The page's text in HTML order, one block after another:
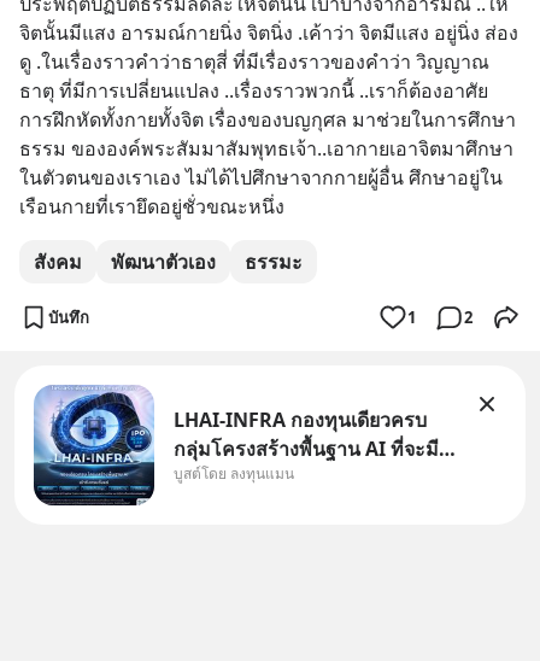
จิตนั้นมีแสง อารมณ์กายนิ่ง จิตนิ่ง .เค้าว่า จิตมีแสง อยู่นิ่ง ส่อง
ดู .ในเรื่องราวคำว่าธาตุสี่ ที่มีเรื่องราวของคำว่า วิญญาณ
ธาตุ ที่มีการเปลี่ยนแปลง ..เรื่องราวพวกนี้ ..เราก็ต้องอาศัย
การฝึกหัดทั้งกายทั้งจิต เรื่องของบญกุศล มาช่วยในการศึกษา
ธรรม ขององค์พระสัมมาสัมพุทธเจ้า..เอากายเอาจิตมาศึกษา
ในตัวตนของเราเอง ไม่ได้ไปศึกษาจากกายผู้อื่น ศึกษาอยู่ใน
เรือนกายที่เรายึดอยู่ชั่วขณะหนึ่ง
สังคม พัฒนาตัวเอง ธรรมะ
บันทึก 1 2
LHAI-INFRA กองทุนเดียวครบ
กลุ่มโครงสร้างพื้นฐาน AI ที่จะมี
งบลงทุนครั้งใหญ่ในประวัติศาสตร์
บูสต์โดย ลงทุนแมน